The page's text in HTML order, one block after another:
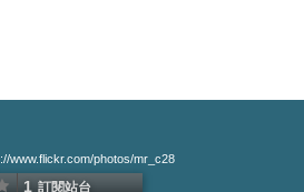
www.flickr.com/photos/mr_c28
1 訂閱站台